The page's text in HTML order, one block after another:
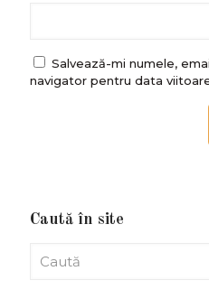
Salvează-mi numele,
navigator pentru data
Caută în site